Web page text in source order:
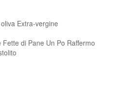
Extra-vergine
Fette di Pane Un Po Raffermo